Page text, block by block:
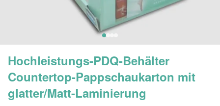
Hochleistungs-PDQ-Behälter
Countertop-Pappschaukarton mit
glatter/Matt-Laminierung